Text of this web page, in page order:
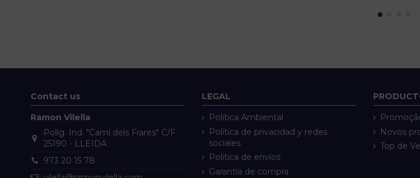
Contact us
Ramon Vilella
Políg. Ind. "Camí dels Frares" C/F
25190 - LLEIDA
973 20 15 78
LEGAL
Política Ambiental
Política de privacidad y redes
sociales
Política de envíos
Garantía de compra
Novos
Top de